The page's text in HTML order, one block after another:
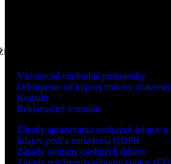
INFORMÁCIE
Všeobecné obchodné podmienky
Odstúpenie od kúpnej zmluvy
Kontakt
Reklamačný formulár
Zásady spracovania osobných údajov
údajov podľa nariadenia GDPR
Zásady ochrany osobných údajov